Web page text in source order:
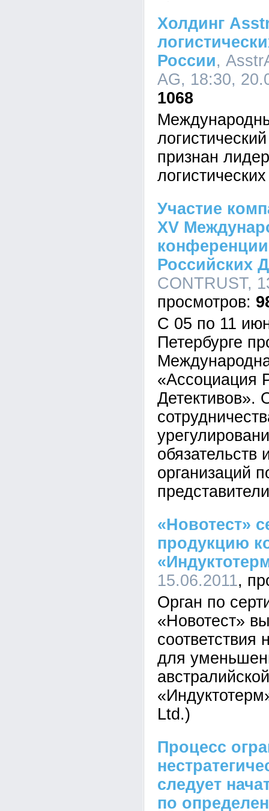
Холдинг
России,
AG, 18:30,
1068
признан
Участие
XV
Российских
CONTRUST,
C 05 по 11
Петербурге
«Ассоциация
Детективов».
обязательств
организаций
«Новотест»
продукцию
15.06.2011
Орган по
«Новотест»
соответствия
для
Ltd.)
Процесс
следует
по